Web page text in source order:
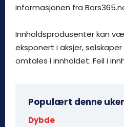
informasjonen fra
Innholdsprodusenter kan
eksponert i aksjer,
omtales i innholdet. Feil i
Populært denne
Dybde